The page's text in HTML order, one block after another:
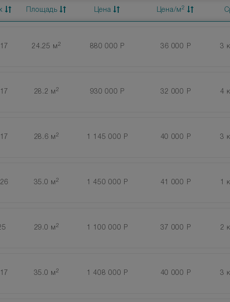
Площадь Цена Цена/м 2
24.25 м2 880 000 Р 36 000 Р 3
28.2 м 2 930 000 Р 32 000 Р 4
28.6 м 2 1 145 000 Р 40 000 Р 3
35.0 м 2 1 450 000 Р 41 000 Р 1
29.0 м 2 1 100 000 Р 37 000 Р 2
35.0 м 2 1 408 000 Р 40 000 Р 3